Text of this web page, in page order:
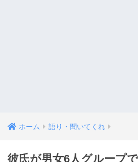
ホーム 語り・聞いてくれ
彼氏が男女6人グループ